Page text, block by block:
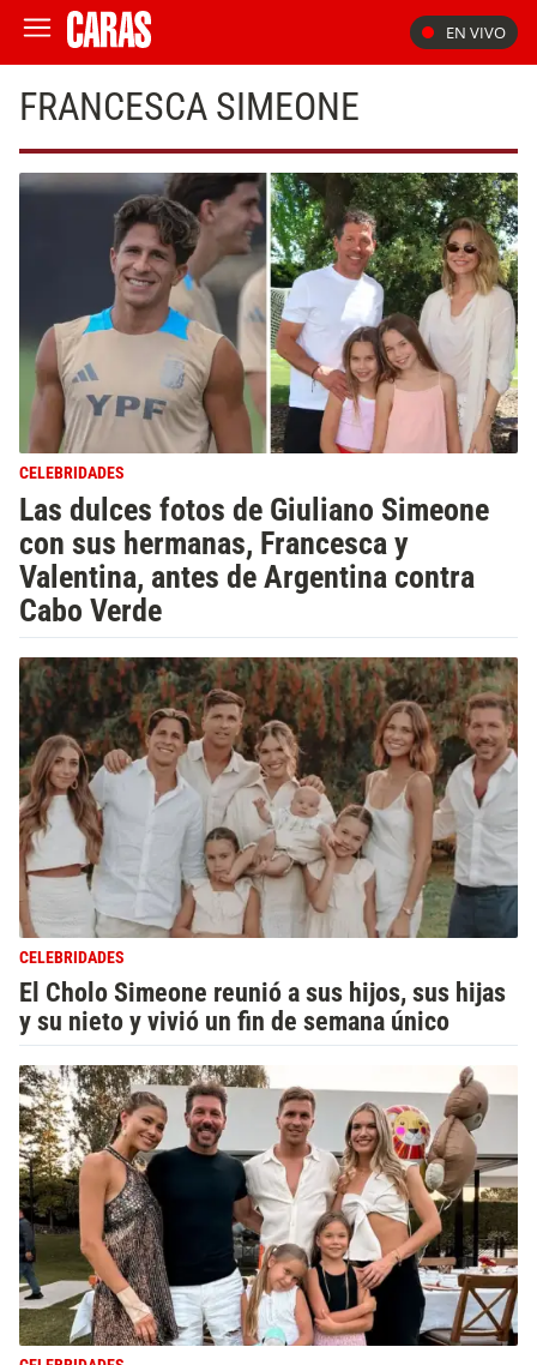
EN VIVO
FRANCESCA SIMEONE
CELEBRIDADES
Las dulces fotos de Giuliano Simeone
con sus hermanas, Francesca y
Valentina, antes de Argentina contra
Cabo Verde
CELEBRIDADES
El Cholo Simeone reunió a sus hijos, sus hijas
y su nieto y vivió un fin de semana único